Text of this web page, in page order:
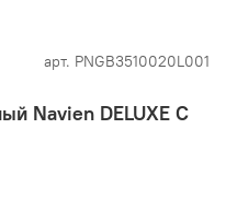
арт. PNGB3510020L001
Navien DELUXE C